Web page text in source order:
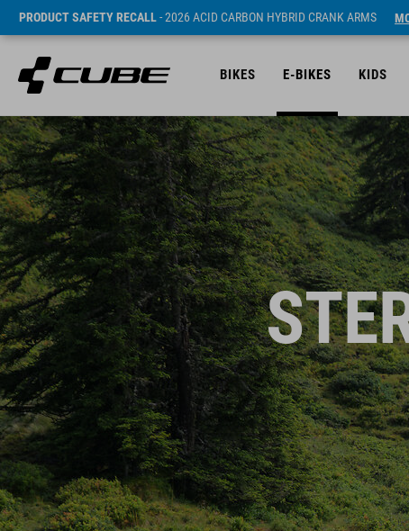
PRODUCT SAFETY RECALL- 2026 ACID CARBON HYBRID CRANK ARMS
BIKES E-BIKES KIDS